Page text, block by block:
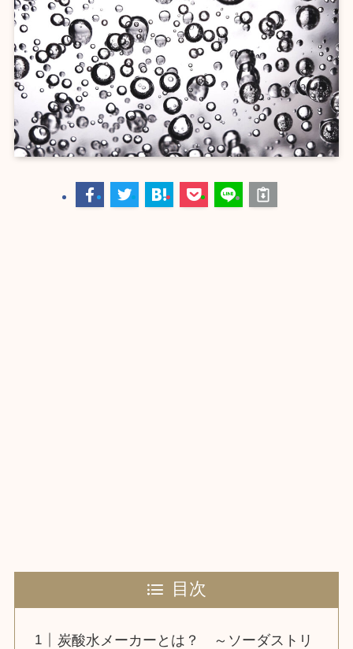
目次
炭酸水メーカーとは？ ～ソーダストリ